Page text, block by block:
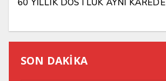
60 YILLIK DOSTLUK AYNI KAREDE
SON DAKİKA